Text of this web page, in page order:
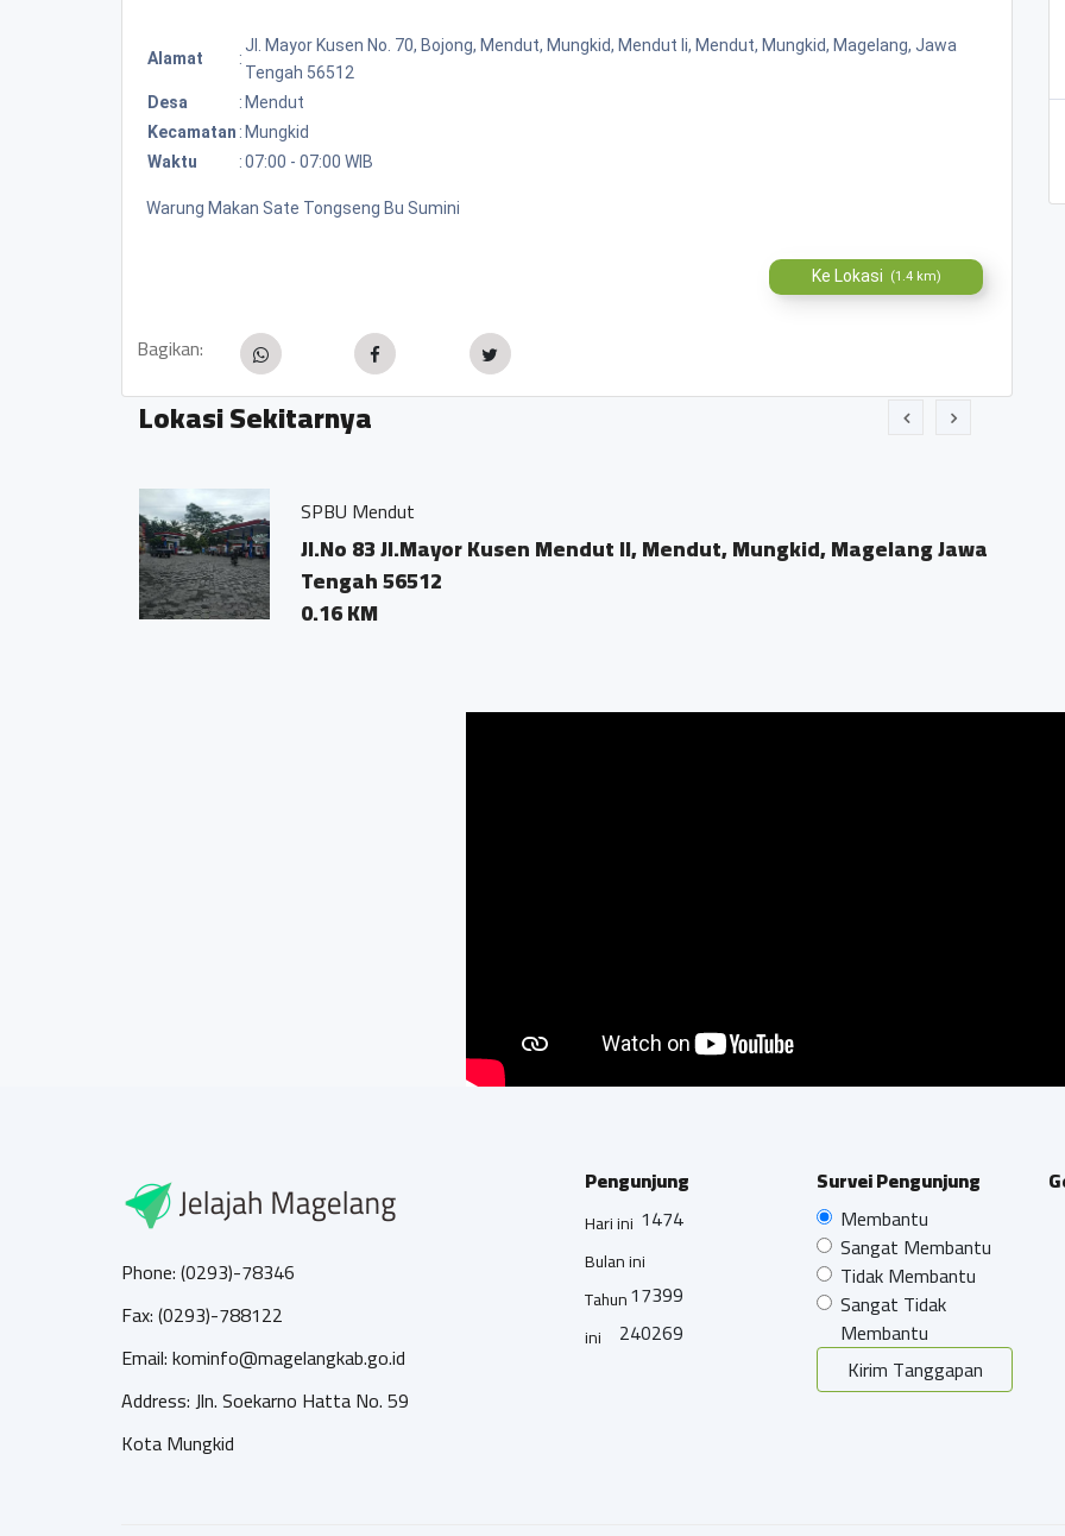
Alamat :
Jl. Mayor Kusen No. 70, Bojong, Mendut, Mungkid, Mendut Ii, Mendut, Mungkid, Magelang, Jawa
Tengah 56512
Desa
: Mendut
Kecamatan : Mungkid
Waktu
:07:00 - 07:00 WIB
Warung Makan Sate Tongseng Bu Sumini
Ke Lokasi (1.4 km)
Bagikan:
Lokasi Sekitarnya
SPBU Mendut
Jl.No 83 Jl.Mayor Kusen Mendut II, Mendut, Mungkid, Magelang Jawa
Tengah 56512
0.16 KM
Phone: (0293)-78346
Fax: (0293)-788122
Email: kominfo@magelangkab.go.id
Address: Jln. Soekarno Hatta No. 59
Kota Mungkid
Pengunjung
Hari ini 1474
Bulan ini
17399
Tahun
ini
240269
Survei Pengunjung
Membantu
Sangat Membantu
Tidak Membantu
Sangat Tidak
Membantu
Kirim Tanggapan